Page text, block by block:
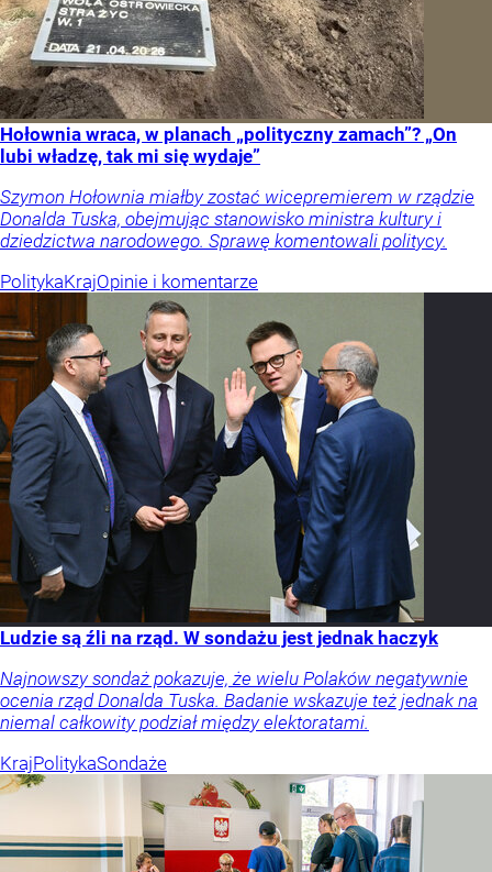
Hołownia wraca, w planach „polityczny zamach”? „On
lubi władzę, tak mi się wydaje”
Szymon Hołownia miałby zostać wicepremierem w rządzie
Donalda Tuska, obejmując stanowisko ministra kultury i
dziedzictwa narodowego. Sprawę komentowali politycy.
PolitykaKrajOpinie i komentarze
Ludzie są źli na rząd. W sondażu jest jednak haczyk
Najnowszy sondaż pokazuje, że wielu Polaków negatywnie
ocenia rząd Donalda Tuska. Badanie wskazuje też jednak na
niemal całkowity podział między elektoratami.
KrajPolitykaSondaże